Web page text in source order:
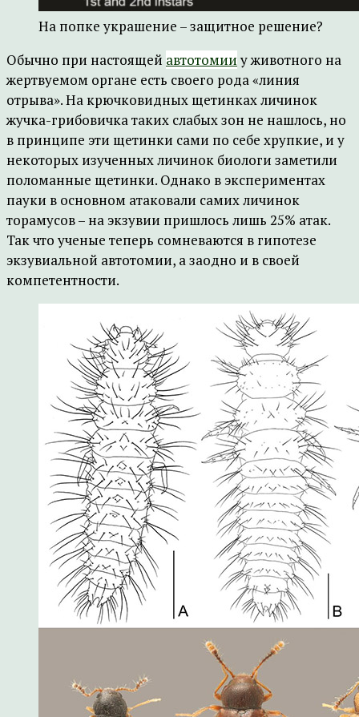
На попке украшение – защитное решение?
Обычно при настоящей автотомии у животного на
жертвуемом органе есть своего рода «линия
отрыва». На крючковидных щетинках личинок
жучка-грибовичка таких слабых зон не нашлось, но
в принципе эти щетинки сами по себе хрупкие, и у
некоторых изученных личинок биологи заметили
поломанные щетинки. Однако в экспериментах
пауки в основном атаковали самих личинок
торамусов – на экзувии пришлось лишь 25% атак.
Так что ученые теперь сомневаются в гипотезе
экзувиальной автотомии, а заодно и в своей
компетентности.